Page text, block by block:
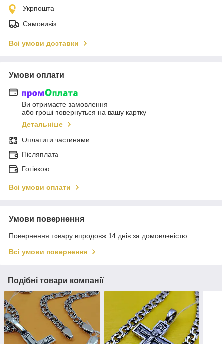
Укрпошта
Самовивіз
Всі умови доставки
Умови оплати
Ви отримаєте замовлення
або гроші повернуться на вашу картку
Детальніше
Оплатити частинами
Післяплата
Готівкою
Всі умови оплати
Умови повернення
Повернення товару впродовж 14 днів за домовленістю
Всі умови повернення
Подібні товари компанії